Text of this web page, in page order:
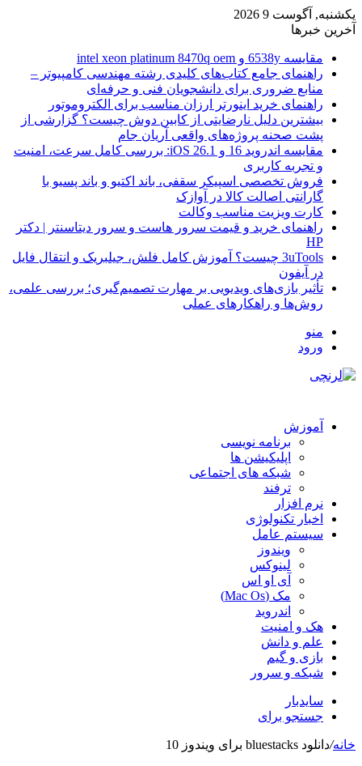
یکشنبه, آگوست 9 2026
آخرین خبرها
مقایسه 6538y و intel xeon platinum 8470q oem
راهنمای جامع کتاب‌های کلیدی رشته مهندسی کامپیوتر –
منابع ضروری برای دانشجویان فنی و حرفه‌ای
راهنمای خرید اینورتر ارزان مناسب برای الکتروموتور
بیشترین دلیل نارضایتی از کابین دوش چیست؟ گزارشی از
پشت صحنه پروژه‌های واقعی آریان جام
مقایسه اندروید 16 و iOS 26.1: بررسی کامل سرعت، امنیت
و تجربه کاربری
فروش تخصصی اسپیکر سقفی، باند اکتیو و باند پسیو با
گارانتی اصالت کالا در آوازک
کارت ویزیت مناسب وکالت
راهنمای خرید و قیمت سرور هاست و سرور دیتاسنتر | دکتر
HP
3uTools چیست؟ آموزش کامل فلش، جیلبریک و انتقال فایل
در آیفون
تأثیر بازی‌های ویدیویی بر مهارت تصمیم‌گیری؛ بررسی علمی،
روش‌ها و راهکارهای عملی
منو
ورود
آموزش
برنامه نویسی
اپلیکیشن ها
شبکه های اجتماعی
ترفند
نرم افزار
اخبار تکنولوژی
سیستم عامل
ویندوز
لینوکس
آی او اس
مک (Mac Os)
اندروید
هک و امنیت
علم و دانش
بازی و گیم
شبکه و سرور
سایدبار
جستجو برای
خانه/دانلود bluestacks برای ویندوز 10